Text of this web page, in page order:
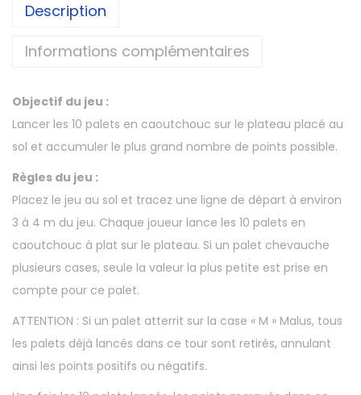
Description
Informations complémentaires
Objectif du jeu :
Lancer les 10 palets en caoutchouc sur le plateau placé au
sol et accumuler le plus grand nombre de points possible.
Règles du jeu :
Placez le jeu au sol et tracez une ligne de départ à environ
3 à 4 m du jeu. Chaque joueur lance les 10 palets en
caoutchouc à plat sur le plateau. Si un palet chevauche
plusieurs cases, seule la valeur la plus petite est prise en
compte pour ce palet.
ATTENTION : Si un palet atterrit sur la case « M » Malus, tous
les palets déjà lancés dans ce tour sont retirés, annulant
ainsi les points positifs ou négatifs.